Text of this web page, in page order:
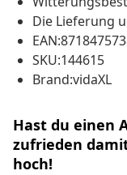
Die Lieferung
SKU:144615
Brand:vidaXL
Hast du einen
zufrieden
hoch!